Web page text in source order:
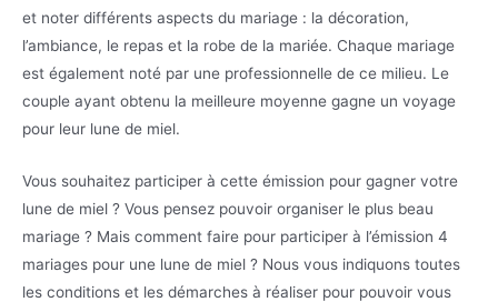
et noter différents aspects du mariage : la décoration,
l’ambiance, le repas et la robe de la mariée. Chaque mariage
est également noté par une professionnelle de ce milieu. Le
couple ayant obtenu la meilleure moyenne gagne un voyage
pour leur lune de miel.
Vous souhaitez participer à cette émission pour gagner votre
lune de miel ? Vous pensez pouvoir organiser le plus beau
mariage ? Mais comment faire pour participer à l’émission 4
mariages pour une lune de miel ? Nous vous indiquons toutes
les conditions et les démarches à réaliser pour pouvoir vous